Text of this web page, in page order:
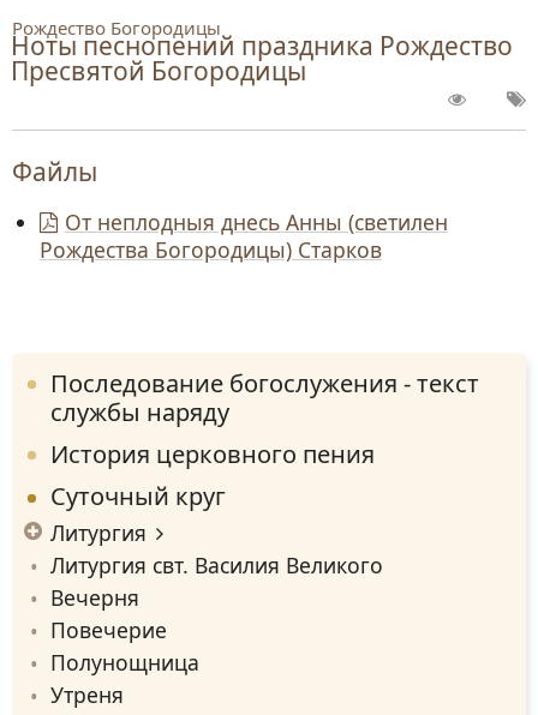
Рождество Богородицы
Ноты песнопений праздника Рождество
Пресвятой Богородицы
Файлы
От неплодныя днесь Анны (светилен
Рождества Богородицы) Старков
Последование богослужения - текст
службы наряду
История церковного пения
Суточный круг
Литургия
Литургия свт. Василия Великого
Вечерня
Повечерие
Полунощница
Утреня